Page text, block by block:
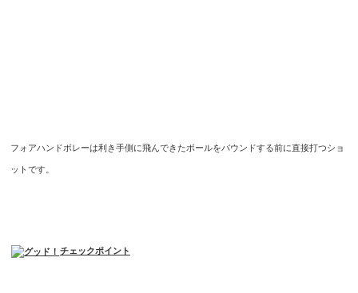
フォアハンドボレーは利き手側に飛んできたボールをバウンドする前に直接打つショ
ットです。
チェックポイント